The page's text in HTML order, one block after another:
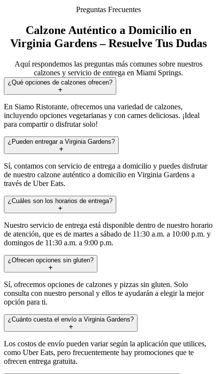
Preguntas Frecuentes
Calzone Auténtico a Domicilio en
Virginia Gardens – Resuelve Tus Dudas
Aquí respondemos las preguntas más comunes sobre nuestros
calzones y servicio de entrega en Miami Springs.
¿Qué opciones de calzones ofrecen?
En Siamo Ristorante, ofrecemos una variedad de calzones,
incluyendo opciones vegetarianas y con carnes deliciosas. ¡Ideal
para compartir o disfrutar solo!
¿Pueden entregar a Virginia Gardens?
Sí, contamos con servicio de entrega a domicilio y puedes disfrutar
de nuestro calzone auténtico a domicilio en Virginia Gardens a
través de Uber Eats.
¿Cuáles son los horarios de entrega?
Nuestro servicio de entrega está disponible dentro de nuestro horario
de atención, que es de martes a sábado de 11:30 a.m. a 10:00 p.m. y
domingos de 11:30 a.m. a 9:00 p.m.
¿Ofrecen opciones sin gluten?
Sí, ofrecemos opciones de calzones y pizzas sin gluten. Solo
consulta con nuestro personal y ellos te ayudarán a elegir la mejor
opción para ti.
¿Cuánto cuesta el envío a Virginia Gardens?
Los costos de envío pueden variar según la aplicación que utilices,
como Uber Eats, pero frecuentemente hay promociones que te
ofrecen entrega gratuita.